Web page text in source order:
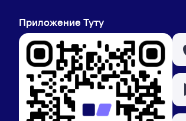
Приложение Туту